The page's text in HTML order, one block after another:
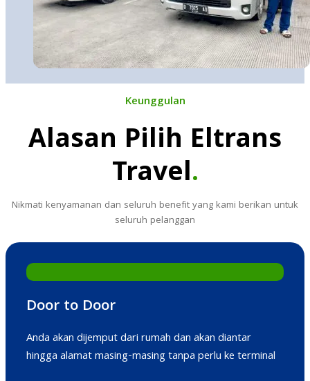
Keunggulan
Alasan Pilih Eltrans
Travel.
Nikmati kenyamanan dan seluruh benefit yang kami berikan untuk
seluruh pelanggan
Door to Door
Anda akan dijemput dari rumah dan akan diantar
hingga alamat masing-masing tanpa perlu ke terminal